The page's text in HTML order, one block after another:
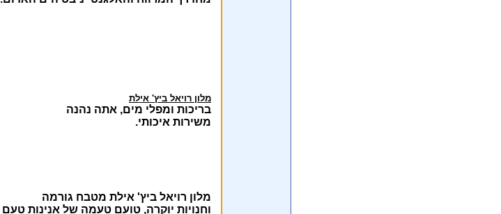
מלון רויאל ביץ' אילת
בריכות ומפלי מים, אתה נהנה
משירות איכותי.
מלון רויאל ביץ' אילת מטבח גורמה
וחנויות יוקרה, טועם טעמה של אנינות טעם